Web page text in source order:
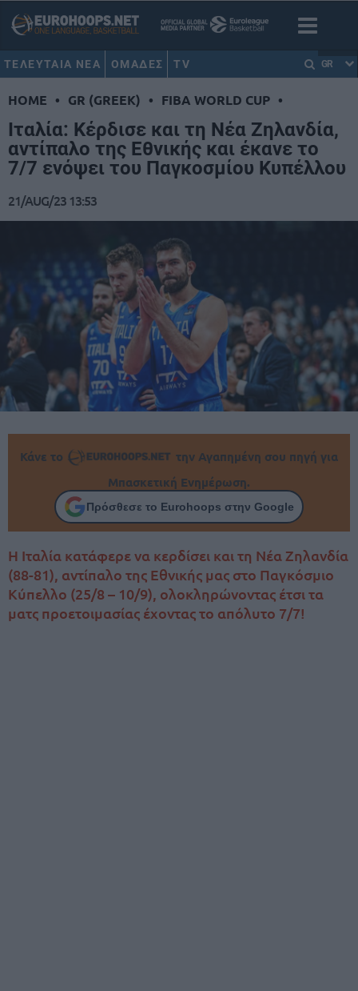
ΤΕΛΕΥΤΑΙΑ ΝΕΑ ΟΜΑΔΕΣ TV GR
HOME • GR (GREEK) • FIBA WORLD CUP •
Ιταλία: Κέρδισε και τη Νέα Ζηλανδία,
αντίπαλο της Εθνικής και έκανε το
7/7 ενόψει του Παγκοσμίου Κυπέλλου
21/AUG/23 13:53
Κάνε το
την Αγαπημένη σου πηγή για
Μπασκετική Ενημέρωση.
Πρόσθεσε το Eurohoops στην Google
Η Ιταλία κατάφερε να κερδίσει και τη Νέα Ζηλανδία
(88-81), αντίπαλο της Εθνικής μας στο Παγκόσμιο
Κύπελλο (25/8 – 10/9), ολοκληρώνοντας έτσι τα
ματς προετοιμασίας έχοντας το απόλυτο 7/7!